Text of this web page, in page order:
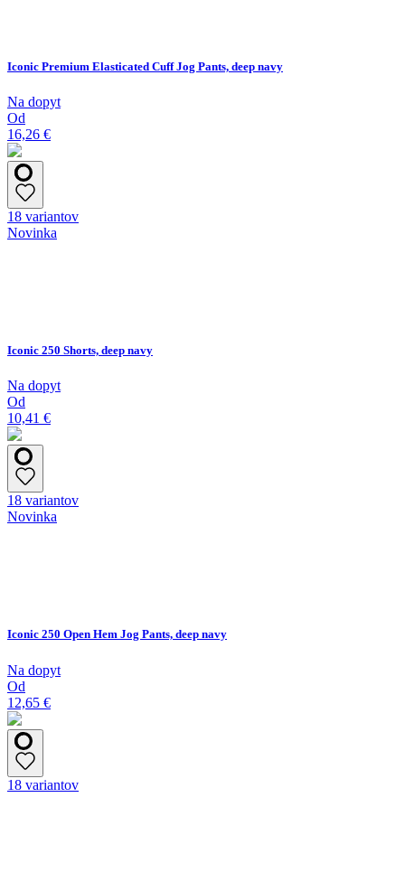
Iconic Premium Elasticated Cuff Jog Pants, deep navy
Na dopyt
Od
16,26 €
18 variantov
Novinka
Iconic 250 Shorts, deep navy
Na dopyt
Od
10,41 €
18 variantov
Novinka
Iconic 250 Open Hem Jog Pants, deep navy
Na dopyt
Od
12,65 €
18 variantov